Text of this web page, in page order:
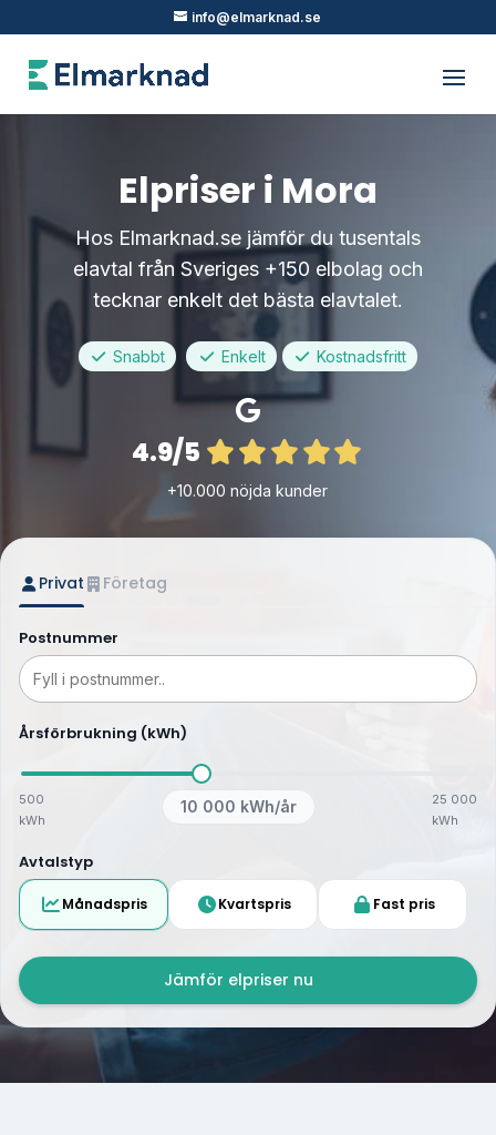
info@elmarknad.se
Elpriser i Mora
Hos Elmarknad.se jämför du tusentals
elavtal från Sveriges +150 elbolag och
tecknar enkelt det bästa elavtalet.
Snabbt Enkelt Kostnadsfritt
4.9/5
+10.000 nöjda kunder
Privat Företag
Postnummer
Årsförbrukning (kWh)
500
kWh
10 000 kWh/år
25 000
kWh
Avtalstyp
Månadspris Kvartspris Fast pris
Jämför elpriser nu